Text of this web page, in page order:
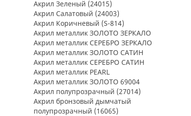
Акрил Зеленый (24015)
Акрил Салатовый (24003)
Акрил Коричневый (S-814)
Акрил металлик ЗОЛОТО ЗЕРКАЛО
Акрил металлик СЕРЕБРО ЗЕРКАЛО
Акрил металлик ЗОЛОТО САТИН
Акрил металлик СЕРЕБРО САТИН
Акрил металлик PEARL
Акрил металлик ЗОЛОТО 69004
Акрил полупрозрачный (27014)
Акрил бронзовый дымчатый
полупрозрачный (16065)